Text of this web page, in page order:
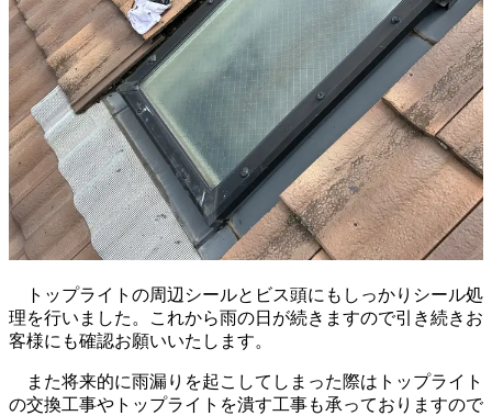
トップライトの周辺シールとビス頭にもしっかりシール処
理を行いました。これから雨の日が続きますので引き続きお
客様にも確認お願いいたします。
また将来的に雨漏りを起こしてしまった際はトップライト
の交換工事やトップライトを潰す工事も承っておりますので